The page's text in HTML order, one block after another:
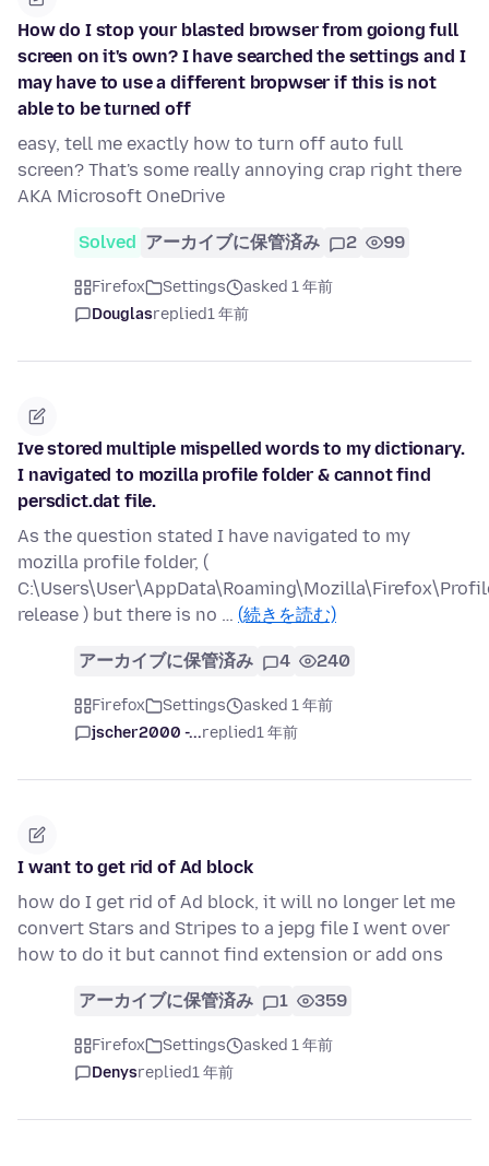
How do I stop your blasted browser from goiong full
screen on it's own? I have searched the settings and I
may have to use a different bropwser if this is not
able to be turned off
easy, tell me exactly how to turn off auto full
screen? That's some really annoying crap right there
AKA Microsoft OneDrive
Solved アーカイブに保管済み 2 99
Firefox Settings
asked 1 年前
Douglasreplied1 年前
Ive stored multiple mispelled words to my dictionary.
I navigated to mozilla profile folder & cannot find
persdict.dat file.
As the question stated I have navigated to my
mozilla profile folder, (
release ) but there is no … (続きを読む)
アーカイブに保管済み 4 240
Firefox Settings
asked 1 年前
jscher2000 -...replied1 年前
I want to get rid of Ad block
how do I get rid of Ad block, it will no longer let me
convert Stars and Stripes to a jepg file I went over
how to do it but cannot find extension or add ons
アーカイブに保管済み 1 359
Firefox Settings
asked 1 年前
Denysreplied1 年前